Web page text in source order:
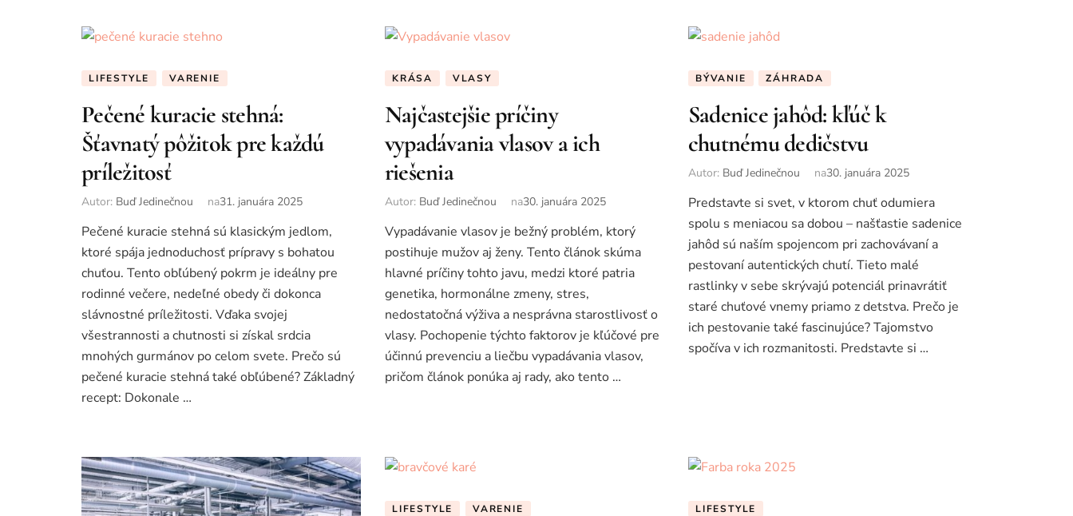
LIFESTYLE VARENIE
Pečené kuracie stehná:
Šťavnatý pôžitok pre každú
príležitosť
Autor: Buď Jedinečnou na31. januára 2025
Pečené kuracie stehná sú klasickým jedlom,
ktoré spája jednoduchosť prípravy s bohatou
chuťou. Tento obľúbený pokrm je ideálny pre
rodinné večere, nedeľné obedy či dokonca
slávnostné príležitosti. Vďaka svojej
všestrannosti a chutnosti si získal srdcia
mnohých gurmánov po celom svete. Prečo sú
pečené kuracie stehná také obľúbené? Základný
recept: Dokonale …
KRÁSA VLASY
Najčastejšie príčiny
vypadávania vlasov a ich
riešenia
Autor: Buď Jedinečnou na30. januára 2025
Vypadávanie vlasov je bežný problém, ktorý
postihuje mužov aj ženy. Tento článok skúma
hlavné príčiny tohto javu, medzi ktoré patria
genetika, hormonálne zmeny, stres,
nedostatočná výživa a nesprávna starostlivosť o
vlasy. Pochopenie týchto faktorov je kľúčové pre
účinnú prevenciu a liečbu vypadávania vlasov,
pričom článok ponúka aj rady, ako tento …
BÝVANIE ZÁHRADA
Sadenice jahôd: kľúč k
chutnému dedičstvu
Autor: Buď Jedinečnou na30. januára 2025
Predstavte si svet, v ktorom chuť odumiera
spolu s meniacou sa dobou – našťastie sadenice
jahôd sú naším spojencom pri zachovávaní a
pestovaní autentických chutí. Tieto malé
rastlinky v sebe skrývajú potenciál prinavrátiť
staré chuťové vnemy priamo z detstva. Prečo je
ich pestovanie také fascinujúce? Tajomstvo
spočíva v ich rozmanitosti. Predstavte si …
LIFESTYLE VARENIE LIFESTYLE